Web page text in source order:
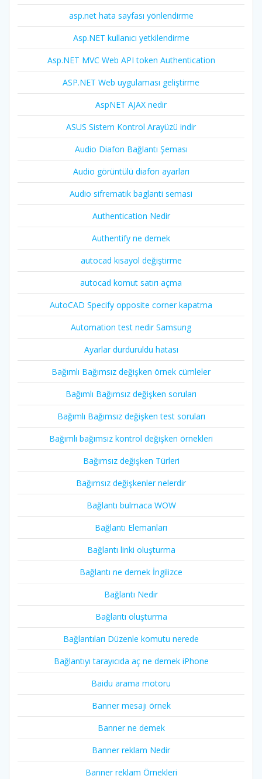
asp.net hata sayfası yönlendirme
Asp.NET kullanıcı yetkilendirme
Asp.NET MVC Web API token Authentication
ASP.NET Web uygulaması geliştirme
AspNET AJAX nedir
ASUS Sistem Kontrol Arayüzü indir
Audio Diafon Bağlantı Şeması
Audio görüntülü diafon ayarları
Audio sifrematik baglanti semasi
Authentication Nedir
Authentify ne demek
autocad kısayol değiştirme
autocad komut satırı açma
AutoCAD Specify opposite corner kapatma
Automation test nedir Samsung
Ayarlar durduruldu hatası
Bağımlı Bağımsız değişken örnek cümleler
Bağımlı Bağımsız değişken soruları
Bağımlı Bağımsız değişken test soruları
Bağımlı bağımsız kontrol değişken örnekleri
Bağımsız değişken Türleri
Bağımsız değişkenler nelerdir
Bağlantı bulmaca WOW
Bağlantı Elemanları
Bağlantı linki oluşturma
Bağlantı ne demek İngilizce
Bağlantı Nedir
Bağlantı oluşturma
Bağlantıları Düzenle komutu nerede
Bağlantıyı tarayıcıda aç ne demek iPhone
Baidu arama motoru
Banner mesajı örnek
Banner ne demek
Banner reklam Nedir
Banner reklam Örnekleri